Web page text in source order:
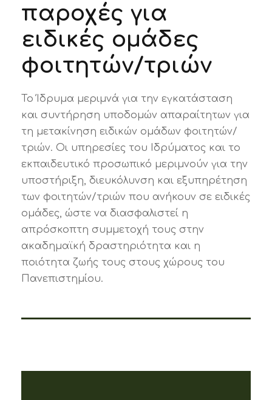
παροχές για
ειδικές ομάδες
φοιτητών/τριών
Το Ίδρυμα μεριμνά για την εγκατάσταση
και συντήρηση υποδομών απαραίτητων για
τη μετακίνηση ειδικών ομάδων φοιτητών/
τριών. Οι υπηρεσίες του Ιδρύματος και το
εκπαιδευτικό προσωπικό μεριμνούν για την
υποστήριξη, διευκόλυνση και εξυπηρέτηση
των φοιτητών/τριών που ανήκουν σε ειδικές
ομάδες, ώστε να διασφαλιστεί η
απρόσκοπτη συμμετοχή τους στην
ακαδημαϊκή δραστηριότητα και η
ποιότητα ζωής τους στους χώρους του
Πανεπιστημίου.